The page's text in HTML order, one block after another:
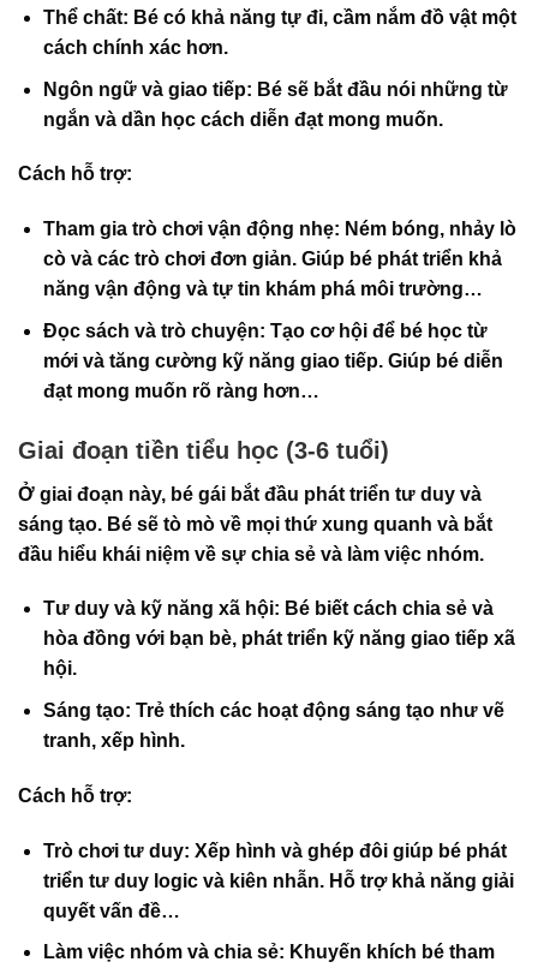
Thể chất: Bé có khả năng tự đi, cầm nắm đồ vật một
cách chính xác hơn.
Ngôn ngữ và giao tiếp: Bé sẽ bắt đầu nói những từ
ngắn và dần học cách diễn đạt mong muốn.
Cách hỗ trợ:
Tham gia trò chơi vận động nhẹ: Ném bóng, nhảy lò
cò và các trò chơi đơn giản. Giúp bé phát triển khả
năng vận động và tự tin khám phá môi trường…
Đọc sách và trò chuyện: Tạo cơ hội để bé học từ
mới và tăng cường kỹ năng giao tiếp. Giúp bé diễn
đạt mong muốn rõ ràng hơn…
Giai đoạn tiền tiểu học (3-6 tuổi)
Ở giai đoạn này, bé gái bắt đầu phát triển tư duy và
sáng tạo. Bé sẽ tò mò về mọi thứ xung quanh và bắt
đầu hiểu khái niệm về sự chia sẻ và làm việc nhóm.
Tư duy và kỹ năng xã hội: Bé biết cách chia sẻ và
hòa đồng với bạn bè, phát triển kỹ năng giao tiếp xã
hội.
Sáng tạo: Trẻ thích các hoạt động sáng tạo như vẽ
tranh, xếp hình.
Cách hỗ trợ:
Trò chơi tư duy: Xếp hình và ghép đôi giúp bé phát
triển tư duy logic và kiên nhẫn. Hỗ trợ khả năng giải
quyết vấn đề…
Làm việc nhóm và chia sẻ: Khuyến khích bé tham